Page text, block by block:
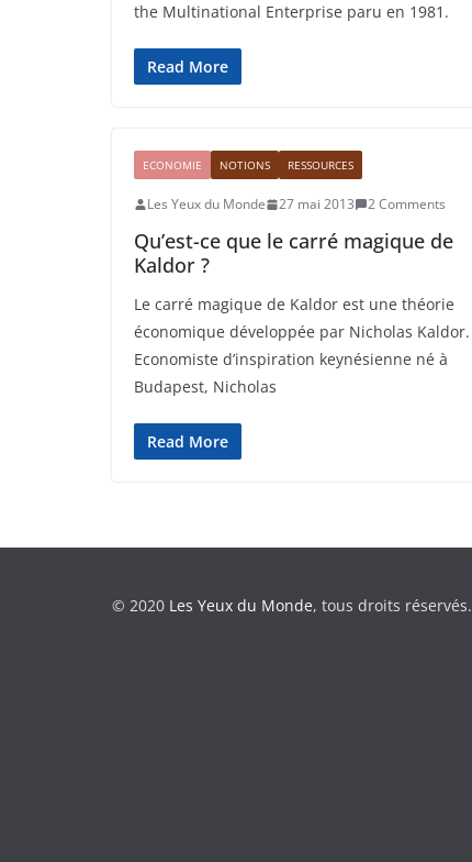
the Multinational Enterprise paru en 1981.
Read More
ECONOMIE NOTIONS RESSOURCES
Les Yeux du Monde 27 mai 2013 2 Comments
Qu’est-ce que le carré magique de
Kaldor ?
Le carré magique de Kaldor est une théorie
économique développée par Nicholas Kaldor.
Economiste d’inspiration keynésienne né à
Budapest, Nicholas
Read More
© 2020 Les Yeux du Monde, tous droits réservés.